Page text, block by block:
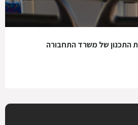
התכנון של משרד התחבורה